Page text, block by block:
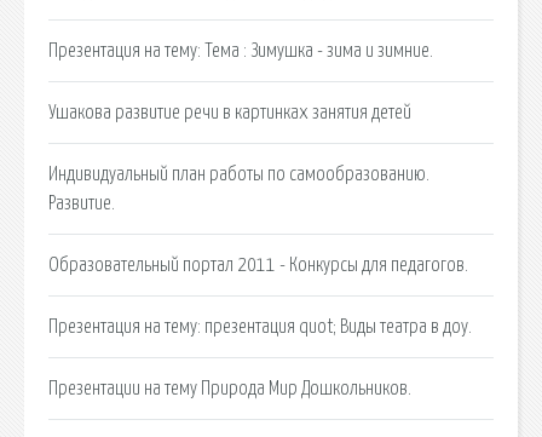
Презентация на тему: Тема : Зимушка - зима и зимние.
Ушакова развитие речи в картинках занятия детей
Индивидуальный план работы по самообразованию.
Развитие.
Образовательный портал 2011 - Конкурсы для педагогов.
Презентация на тему: презентация quot; Виды театра в доу.
Презентации на тему Природа Мир Дошкольников.